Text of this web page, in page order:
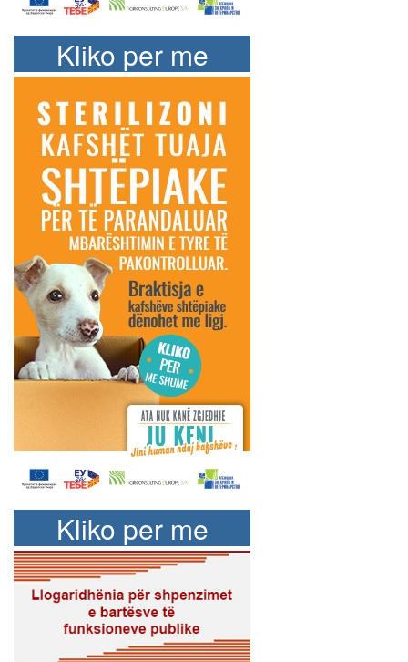
Kliko per me
shume
Kliko per me
shume